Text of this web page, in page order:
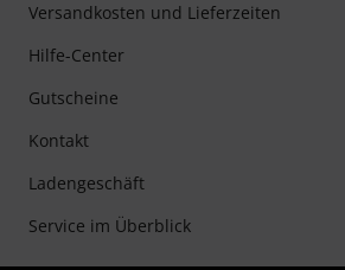
Versandkosten und Lieferzeiten
Hilfe-Center
Gutscheine
Kontakt
Ladengeschäft
Service im Überblick